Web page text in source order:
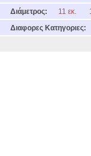
Διάμετρος:
11 εκ.
Διαφορες Κατηγοριες: